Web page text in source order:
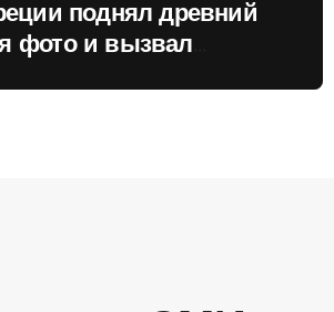
поднял древний
фото и вызвал